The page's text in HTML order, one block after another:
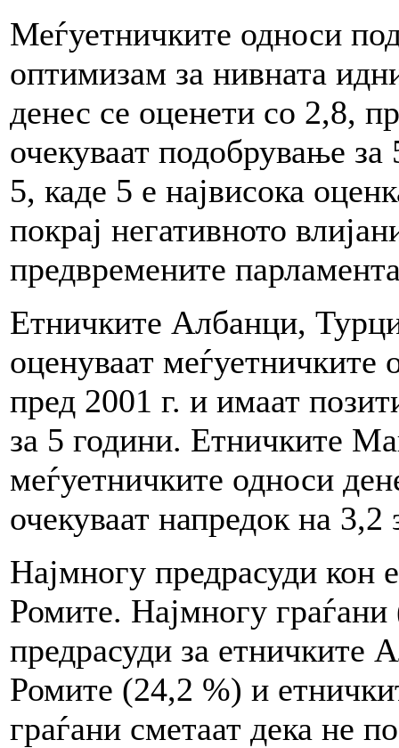
Меѓуетничките односи
оптимизам за нивната
денес се оценети со 2,8,
очекуваат подобрување
5, каде 5 е највисока
покрај негативното
предвремените
Етничките Албанци,
оценуваат меѓуетничките
пред 2001 г. и имаат
за 5 години. Етничките
меѓуетничките односи
очекуваат напредок на 3,2
Најмногу предрасуди кон
Ромите. Најмногу
предрасуди за етничките
Ромите (24,2 %) и
граѓани сметаат дека не